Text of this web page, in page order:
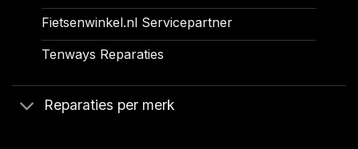
Fietsenwinkel.nl Servicepartner
Tenways Reparaties
Reparaties per merk